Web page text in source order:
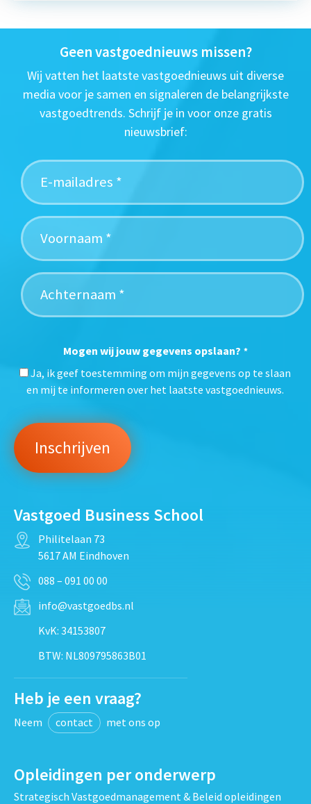
Geen vastgoednieuws missen?
Wij vatten het laatste vastgoednieuws uit diverse
media voor je samen en signaleren de belangrijkste
vastgoedtrends. Schrijf je in voor onze gratis
nieuwsbrief:
Mogen wij jouw gegevens opslaan? *
Ja, ik geef toestemming om mijn gegevens op te slaan
en mij te informeren over het laatste vastgoednieuws.
Vastgoed Business School
Philitelaan 73
5617 AM Eindhoven
088 – 091 00 00
info@vastgoedbs.nl
KvK: 34153807
BTW: NL809795863B01
Heb je een vraag?
Neem contact met ons op
Opleidingen per onderwerp
Strategisch Vastgoedmanagement & Beleid opleidingen